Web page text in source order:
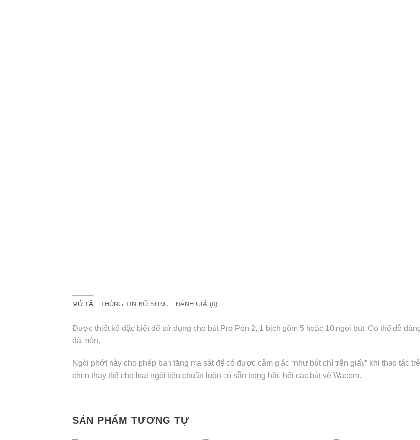
MÔ TẢ THÔNG TIN BỔ SUNG ĐÁNH GIÁ (0)
Được thiết kế đặc biệt để sử dụng cho bút Pro Pen 2, 1 bịch gồm 5 hoặc 10 ngòi bút. Có thể dễ
đã mòn.
Ngòi phớt này cho phép bạn tăng ma sát để có được cảm giác “như bút chì trên giấy” khi thao tác
chọn thay thế cho loại ngòi tiêu chuẩn luôn có sẵn trong hầu hết các bút vẽ Wacom.
SẢN PHẨM TƯƠNG TỰ